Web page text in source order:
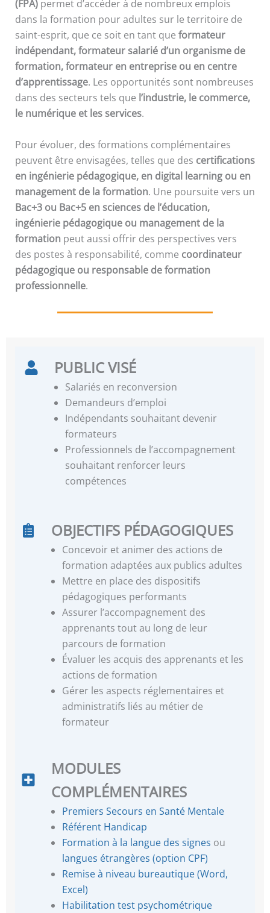
(FPA) permet d’accéder à de nombreux emplois
dans la formation pour adultes sur le territoire de
saint-esprit, que ce soit en tant que formateur
indépendant, formateur salarié d’un organisme de
formation, formateur en entreprise ou en centre
d’apprentissage. Les opportunités sont nombreuses
dans des secteurs tels que l’industrie, le commerce,
le numérique et les services.
Pour évoluer, des formations complémentaires
peuvent être envisagées, telles que des certifications
en ingénierie pédagogique, en digital learning ou en
management de la formation. Une poursuite vers un
Bac+3 ou Bac+5 en sciences de l’éducation,
ingénierie pédagogique ou management de la
formation peut aussi offrir des perspectives vers
des postes à responsabilité, comme coordinateur
pédagogique ou responsable de formation
professionnelle.
PUBLIC VISÉ
Salariés en reconversion
Demandeurs d’emploi
Indépendants souhaitant devenir
formateurs
Professionnels de l’accompagnement
souhaitant renforcer leurs
compétences
OBJECTIFS PÉDAGOGIQUES
Concevoir et animer des actions de
formation adaptées aux publics adultes
Mettre en place des dispositifs
pédagogiques performants
Assurer l’accompagnement des
apprenants tout au long de leur
parcours de formation
Évaluer les acquis des apprenants et les
actions de formation
Gérer les aspects réglementaires et
administratifs liés au métier de
formateur
MODULES
COMPLÉMENTAIRES
Premiers Secours en Santé Mentale
Référent Handicap
Formation à la langue des signes ou
langues étrangères (option CPF)
Remise à niveau bureautique (Word,
Excel)
Habilitation test psychométrique